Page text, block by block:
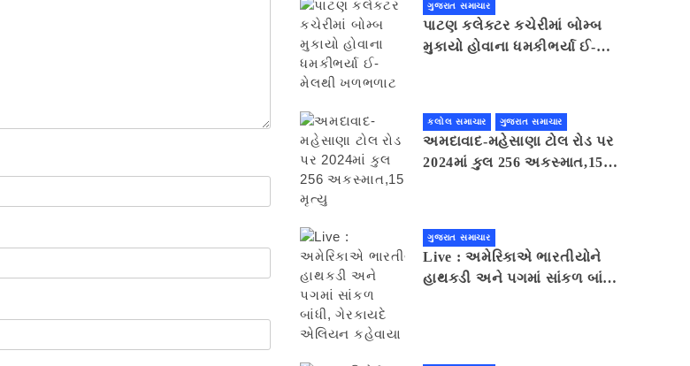
ગુજરાત સમાચાર
પાટણ કલેકટર કચેરીમાં બોમ્બ
મુકાયો હોવાના ધમકીભર્યા ઈ-
કલોલ સમાચાર ગુજરાત સમાચાર
અમદાવાદ-મહેસાણા ટોલ રોડ પર
2024માં કુલ 256 અકસ્માત,15
ગુજરાત સમાચાર
Live : અમેરિકાએ ભારતીયોને
હાથકડી અને પગમાં સાંકળ બાંધી,